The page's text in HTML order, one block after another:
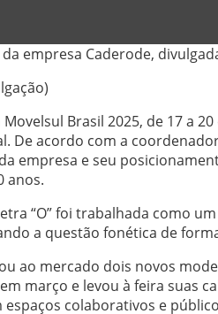
empresa Caderode,
Brasil 2025, de 17 a
De acordo com a
empresa e seu
anos.
“O” foi trabalhada como
a questão fonética de
ao mercado dois novos
março e levou à feira suas
espaços colaborativos e